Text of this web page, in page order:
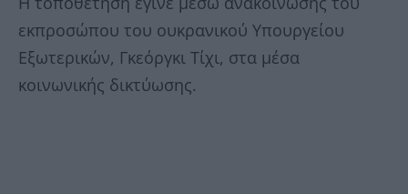
εκπροσώπου του ουκρανικού Υπουργείου
Εξωτερικών, Γκεόργκι Τίχι, στα μέσα
κοινωνικής δικτύωσης.